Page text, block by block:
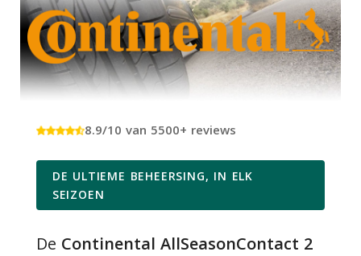
8.9/10 van 5500+ reviews
DE ULTIEME BEHEERSING, IN ELK
SEIZOEN
De Continental AllSeasonContact 2